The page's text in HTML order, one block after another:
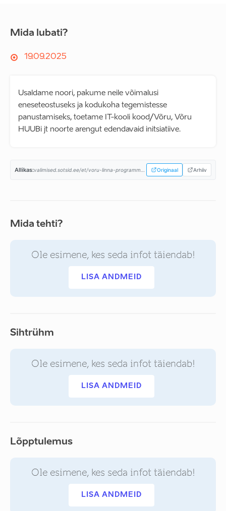
Mida lubati?
19.09.2025
Usaldame noori, pakume neile võimalusi
eneseteostuseks ja kodukoha tegemistesse
panustamiseks, toetame IT-kooli kood/Võru, Võru
HUUBi jt noorte arengut edendavaid initsiatiive.
Allikas: Originaal Arhiiv
Mida tehti?
Ole esimene, kes seda infot täiendab!
LISA ANDMEID
Sihtrühm
Ole esimene, kes seda infot täiendab!
LISA ANDMEID
Lõpptulemus
Ole esimene, kes seda infot täiendab!
LISA ANDMEID